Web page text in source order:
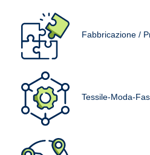
Fabbricazione /
Tessile-Moda-